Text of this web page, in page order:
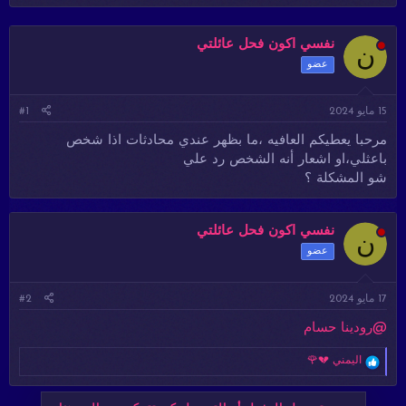
د
ئ
م
ض
ع
ر
ي
خ
ن نفسي اكون فحل عائلتي
عضو
15 مايو 2024 #1
مرحبا يعطيكم العافيه ،ما بظهر عندي محادثات اذا شخص
باعثلي،او اشعار أنه الشخص رد علي
شو المشكلة ؟
ن نفسي اكون فحل عائلتي
عضو
17 مايو 2024 #2
@رودينا حسام
ت
اليمني 💔🌹